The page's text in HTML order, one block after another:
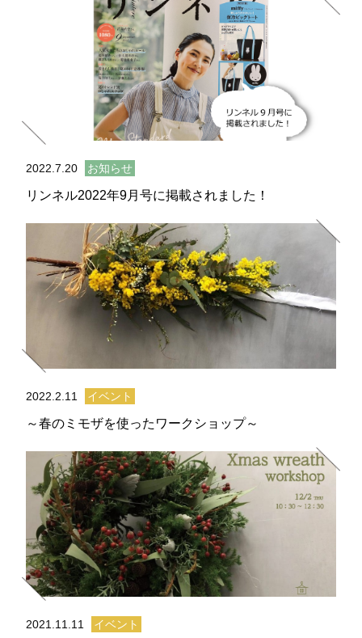
2022.7.20 お知らせ
リンネル2022年9月号に掲載されました！
2022.2.11 イベント
～春のミモザを使ったワークショップ～
2021.11.11 イベント